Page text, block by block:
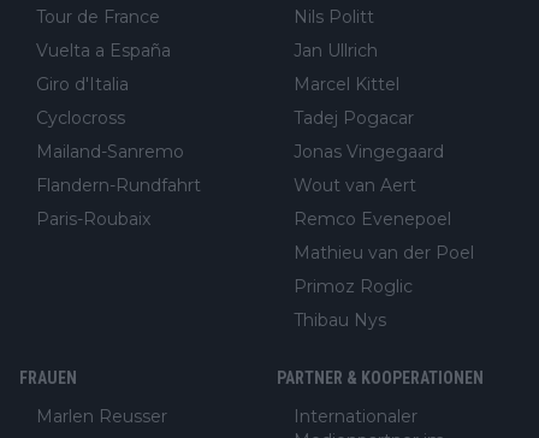
Tour de France
Vuelta a España
Giro d'Italia
Cyclocross
Mailand-Sanremo
Flandern-Rundfahrt
Paris-Roubaix
Nils Politt
Jan Ullrich
Marcel Kittel
Tadej Pogacar
Jonas Vingegaard
Wout van Aert
Remco Evenepoel
Mathieu van der Poel
Primoz Roglic
Thibau Nys
FRAUEN
Marlen Reusser
PARTNER & KOOPERATIONEN
Internationaler